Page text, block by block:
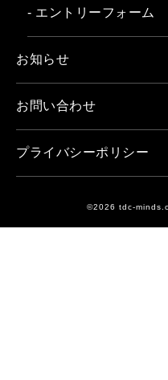
- エントリーフォーム
お知らせ
お問い合わせ
プライバシーポリシー
©2026 tdc-